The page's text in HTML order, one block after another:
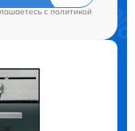
cполитикой